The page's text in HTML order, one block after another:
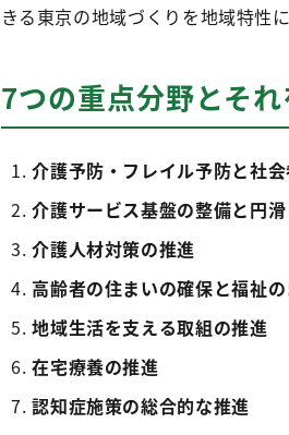
きる東京の地域づくりを地域特性
7つの重点分野とそ
介護予防・フレイル予防と社
介護サービス基盤の整備と円
介護人材対策の推進
高齢者の住まいの確保と福祉
地域生活を支える取組の推進
在宅療養の推進
認知症施策の総合的な推進